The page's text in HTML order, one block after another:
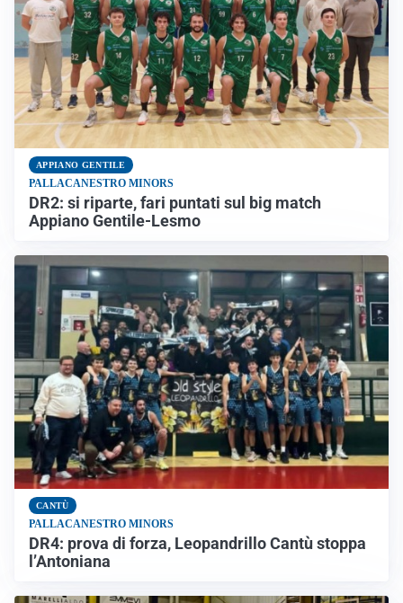
APPIANO GENTILE
PALLACANESTRO MINORS
DR2: si riparte, fari puntati sul big match
Appiano Gentile-Lesmo
CANTÙ
PALLACANESTRO MINORS
DR4: prova di forza, Leopandrillo Cantù stoppa
l’Antoniana